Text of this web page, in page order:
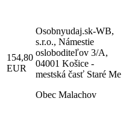
154,80
EUR
Osobnyudaj.sk-WB,
s.r.o., Námestie
osloboditeľov 3/A,
04001 Košice -
mestská časť Staré Me
Obec Malachov